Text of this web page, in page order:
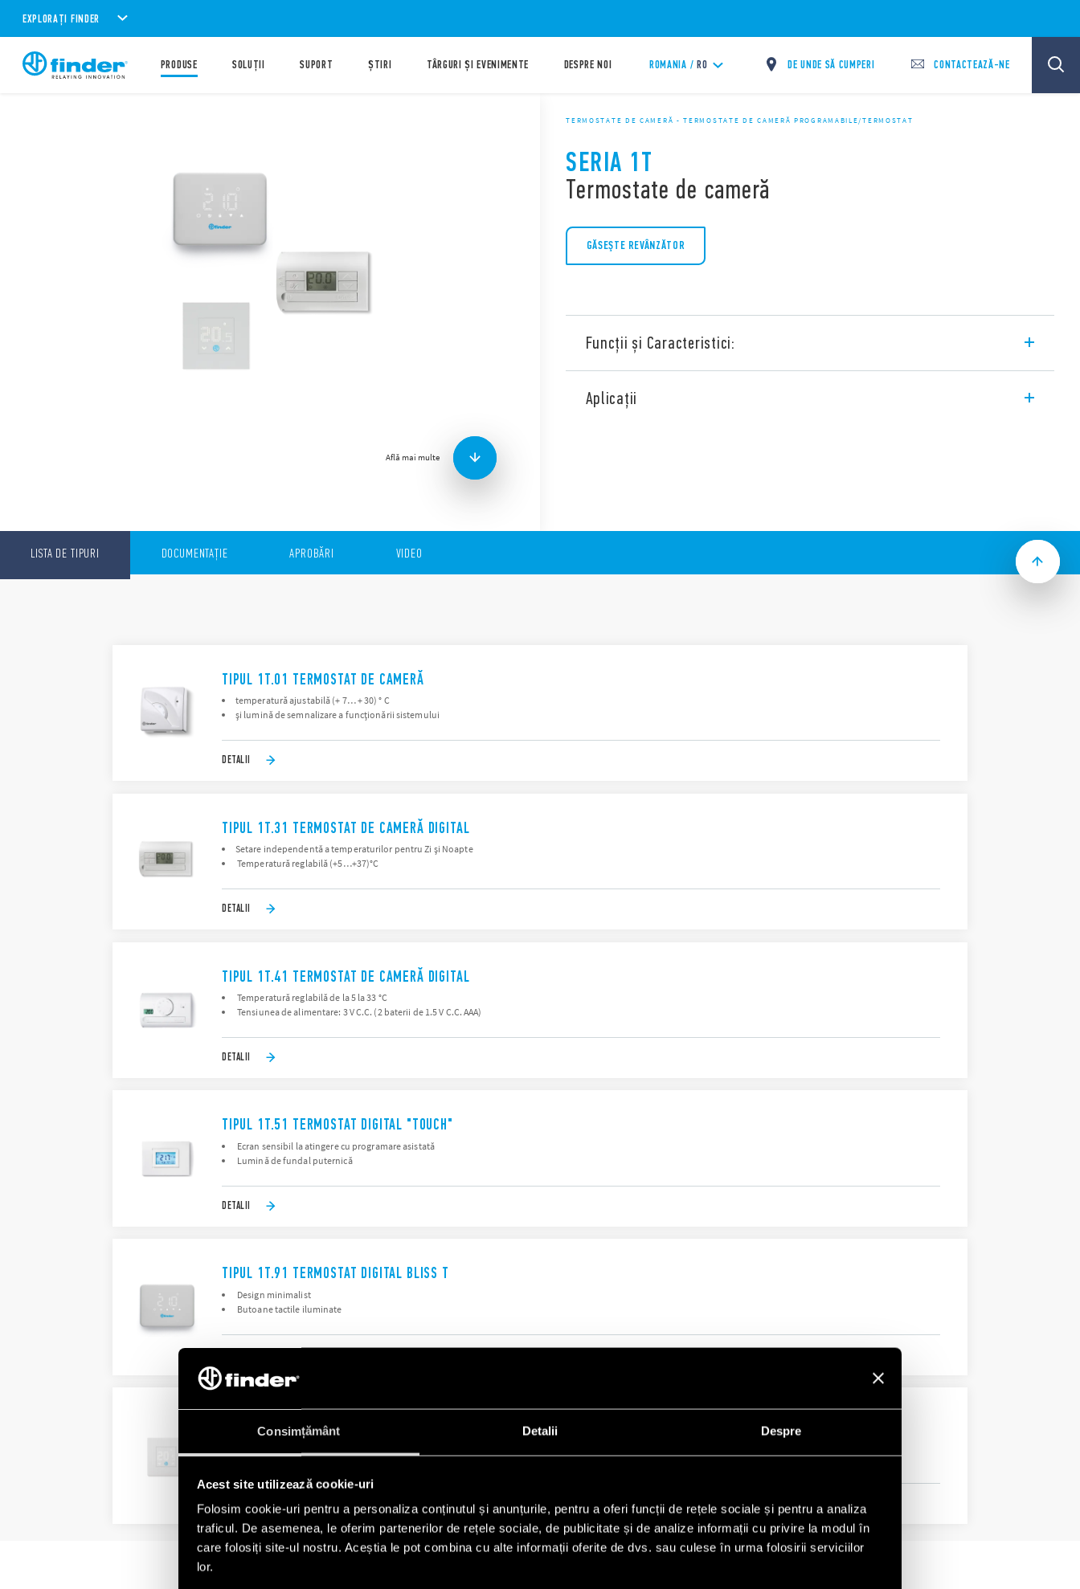
Consimțământ Detalii Despre
Acest site utilizează cookie-uri
Folosim cookie-uri pentru a personaliza conținutul și anunțurile, pentru a oferi funcții de rețele sociale și pentru a analiza
traficul. De asemenea, le oferim partenerilor de rețele sociale, de publicitate și de analize informații cu privire la modul în
care folosiți site-ul nostru. Aceștia le pot combina cu alte informații oferite de dvs. sau culese în urma folosirii serviciilor
lor.
EXPLORAȚI FINDER
PRODUSE SOLUȚII SUPORT ȘTIRI TÂRGURI ȘI EVENIMENTE DESPRE NOI ROMANIA / RO DE UNDE SĂ CUMPERI CONTACTEAZĂ-NE
Află mai multe
TERMOSTATE DE CAMERĂ - TERMOSTATE DE CAMERĂ PROGRAMABILE/TERMOSTAT
SERIA 1T
Termostate de cameră
GĂSEŞTE REVÂNZĂTOR
Funcții și Caracteristici:
BLISS T se încadrează în această gamă și este un dispozitiv cu baterie
care excelează prin interfața sa simplă și intuitivă prin intermediul
Aplicații
LISTA DE TIPURI DOCUMENTAȚIE APROBĂRI VIDEO
TIPUL 1T.01 TERMOSTAT DE CAMERĂ
temperatură ajustabilă (+ 7… + 30) ° C
și lumină de semnalizare a funcționării sistemului
DETALII
TIPUL 1T.31 TERMOSTAT DE CAMERĂ DIGITAL
Setare independentă a temperaturilor pentru Zi şi Noapte
Temperatură reglabilă (+5…+37)°C
DETALII
TIPUL 1T.41 TERMOSTAT DE CAMERĂ DIGITAL
Temperatură reglabilă de la 5 la 33 °C
Tensiunea de alimentare: 3 V C.C. (2 baterii de 1.5 V C.C. AAA)
DETALII
TIPUL 1T.51 TERMOSTAT DIGITAL "TOUCH"
Ecran sensibil la atingere cu programare asistată
Lumină de fundal puternică
DETALII
TIPUL 1T.91 TERMOSTAT DIGITAL BLISS T
Design minimalist
Butoane tactile iluminate
TIPUL 1T.T1 - TERMOSTAT CU MONTAJ ÎNCASTRAT ÎN DOZE DE PERETE
Termostat si ramă de aparataj cu aspect elegant/modern
1 CO contact comutator 5A/250 V C.A.
DETALII